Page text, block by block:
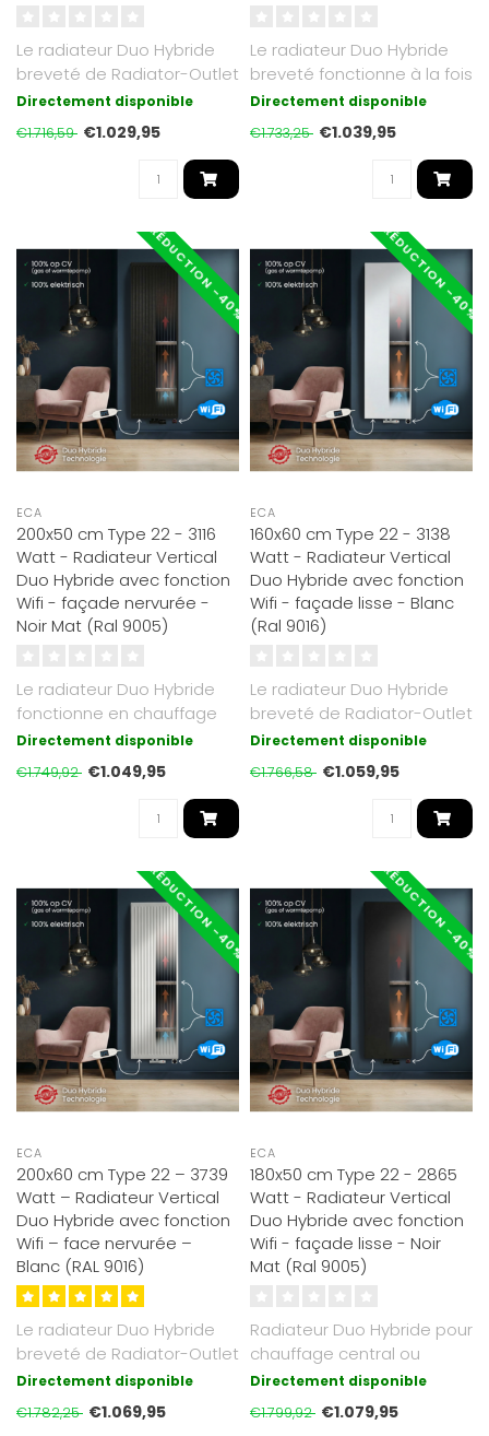
Le radiateur Duo Hybride
breveté de Radiator-Outlet
fonctionne à la fois sur l..
Directement disponible
€1.716,59 €1.029,95
Le radiateur Duo Hybride
breveté fonctionne à la fois
sur chauffage central (g..
Directement disponible
€1.733,25 €1.039,95
RÉDUCTION -40%
ECA
200x50 cm Type 22 - 3116
Watt - Radiateur Vertical
Duo Hybride avec fonction
Wifi - façade nervurée -
Noir Mat (Ral 9005)
Le radiateur Duo Hybride
fonctionne en chauffage
central ou électrique. Avec
bo..
Directement disponible
€1.749,92 €1.049,95
RÉDUCTION -40%
ECA
160x60 cm Type 22 - 3138
Watt - Radiateur Vertical
Duo Hybride avec fonction
Wifi - façade lisse - Blanc
(Ral 9016)
Le radiateur Duo Hybride
breveté de Radiator-Outlet
fonctionne à la fois sur c..
Directement disponible
€1.766,58 €1.059,95
RÉDUCTION -40%
ECA
200x60 cm Type 22 – 3739
Watt – Radiateur Vertical
Duo Hybride avec fonction
Wifi – face nervurée –
Blanc (RAL 9016)
Le radiateur Duo Hybride
breveté de Radiator-Outlet
fonctionne aussi bien sur u..
Directement disponible
€1.782,25 €1.069,95
RÉDUCTION -40%
ECA
180x50 cm Type 22 - 2865
Watt - Radiateur Vertical
Duo Hybride avec fonction
Wifi - façade lisse - Noir
Mat (Ral 9005)
Radiateur Duo Hybride pour
chauffage central ou
électrique. Noir Mat RAL
Directement disponible
€1.799,92 €1.079,95